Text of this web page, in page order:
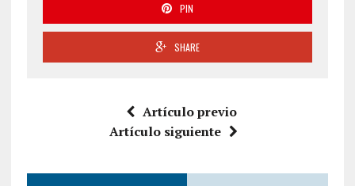
PIN
SHARE
Artículo previo
Artículo siguiente